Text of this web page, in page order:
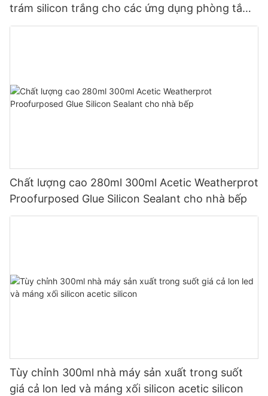
trám silicon trắng cho các ứng dụng phòng tắm
nhà bếp
Chất lượng cao 280ml 300ml Acetic Weatherprot
Proofurposed Glue Silicon Sealant cho nhà bếp
Tùy chỉnh 300ml nhà máy sản xuất trong suốt
giá cả lon led và máng xối silicon acetic silicon